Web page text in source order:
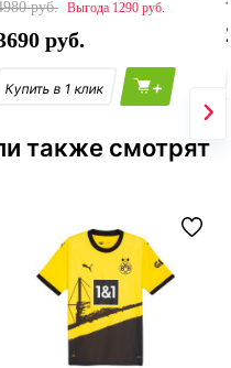
1290
+
также смотрят